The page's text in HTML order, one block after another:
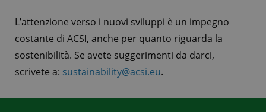
L’attenzione verso i nuovi sviluppi è un impegno
costante di ACSI, anche per quanto riguarda la
sostenibilità. Se avete suggerimenti da darci,
scrivete a: sustainability@acsi.eu.